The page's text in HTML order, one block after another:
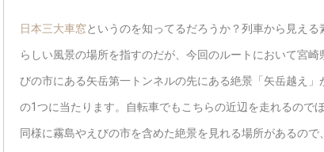
日本三大車窓というのを知ってるだろうか？列車から見える
らしい風景の場所を指すのだが、今回のルートにおいて宮崎
びの市にある矢岳第一トンネルの先にある絶景「矢岳越え」
の1つに当たります。自転車でもこちらの近辺を走れるので
同様に霧島やえびの市を含めた絶景を見れる場所があるので